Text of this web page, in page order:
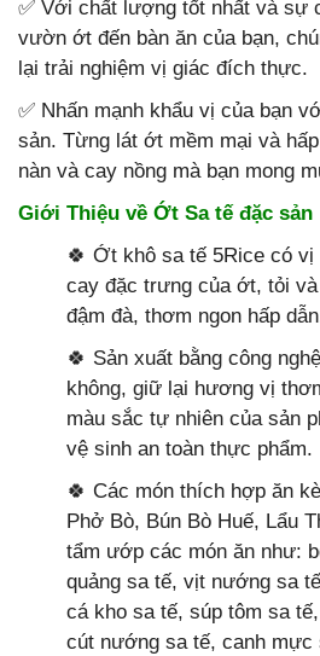
✅ Với chất lượng tốt nhất và sự
vườn ớt đến bàn ăn của bạn,
lại trải nghiệm vị giác đích thực.
✅ Nhấn mạnh khẩu vị của bạn
sản. Từng lát ớt mềm mại và
nàn và cay nồng mà bạn mong
Giới Thiệu về Ớt Sa tế đặc sản
🍀 Ớt khô sa tế 5Rice có vị
cay đặc trưng của ớt, tỏi
đậm đà, thơm ngon hấp
🍀 Sản xuất bằng công
không, giữ lại hương vị
màu sắc tự nhiên của sản
vệ sinh an toàn thực phẩm.
🍀 Các món thích hợp ăn
Phở Bò, Bún Bò Huế, Lẩu
tẩm ướp các món ăn như:
quảng sa tế, vịt nướng sa
cá kho sa tế, súp tôm sa
cút nướng sa tế, canh mực